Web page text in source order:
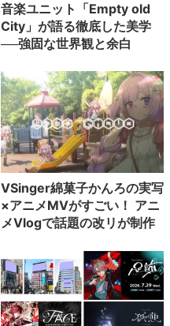
音楽ユニット「Empty old
City」が語る徹底した美学
──強固な世界観と余白
VSinger綿菓子かんろの実写
×アニメMVがすごい！ アニ
メVlogで話題の改リが制作